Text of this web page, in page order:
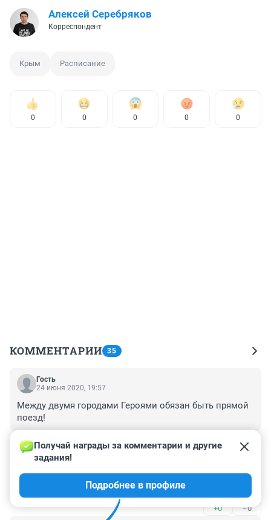
Алексей Серебряков
Корреспондент
Крым Расписание
0 0 0 0 0
КОММЕНТАРИИ 35
Гость
24 июня 2020, 19:57
Между двумя городами Героями обязан быть прямой
поезд!
Гость
Какая прелесть!!!
+0 –0
Получай награды за комментарии и другие
задания!
Подробнее в профиле